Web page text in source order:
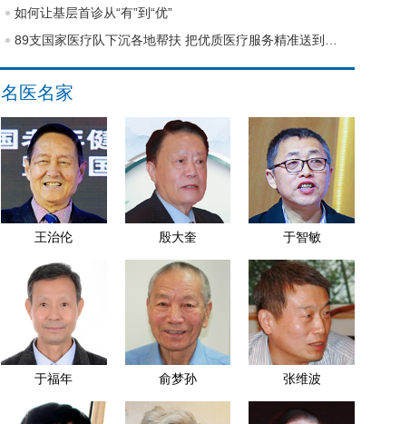
如何让基层首诊从“有”到“优”
名医名家
王治伦 殷大奎 于智敏
于福年 俞梦孙 张维波